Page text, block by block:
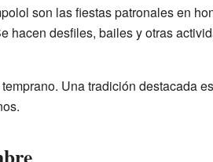
son las fiestas patronales en
hacen desfiles, bailes y otras
Una tradición destacada